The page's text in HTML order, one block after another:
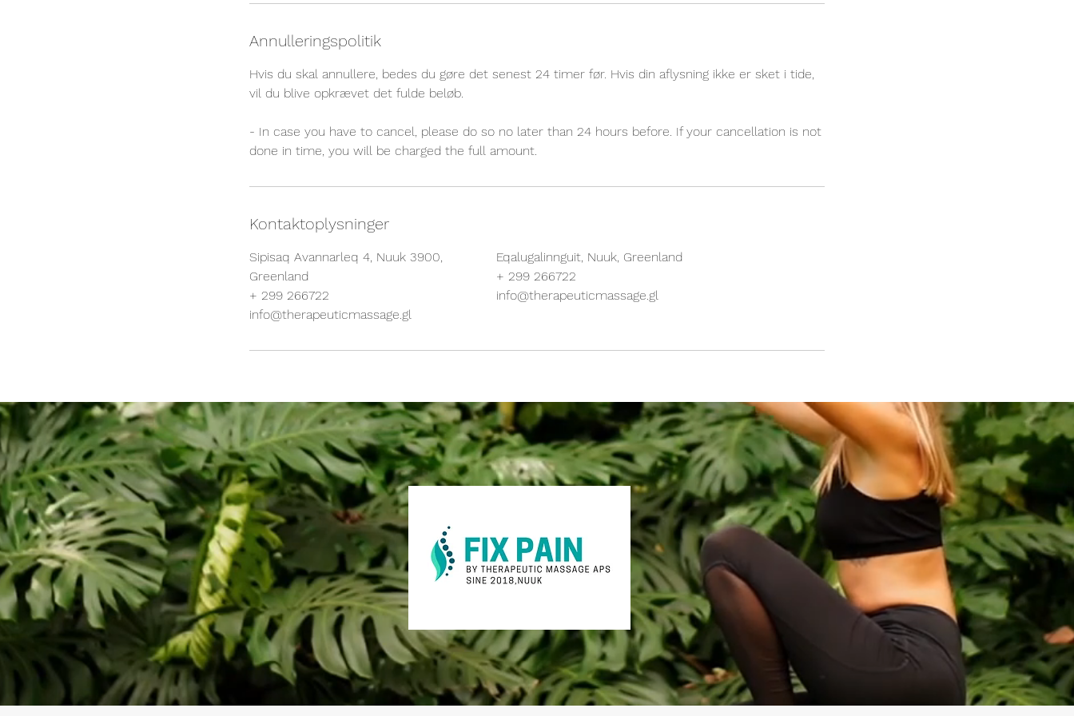
Annulleringspolitik
Hvis du skal annullere, bedes du gøre det senest 24 timer før. Hvis din aflysning ikke er sket i tide,
vil du blive opkrævet det fulde beløb.
- In case you have to cancel, please do so no later than 24 hours before. If your cancellation is not
done in time, you will be charged the full amount.
Kontaktoplysninger
Sipisaq Avannarleq 4, Nuuk 3900,
Greenland
+ 299 266722
info@therapeuticmassage.gl
Eqalugalinnguit, Nuuk, Greenland
+ 299 266722
info@therapeuticmassage.gl